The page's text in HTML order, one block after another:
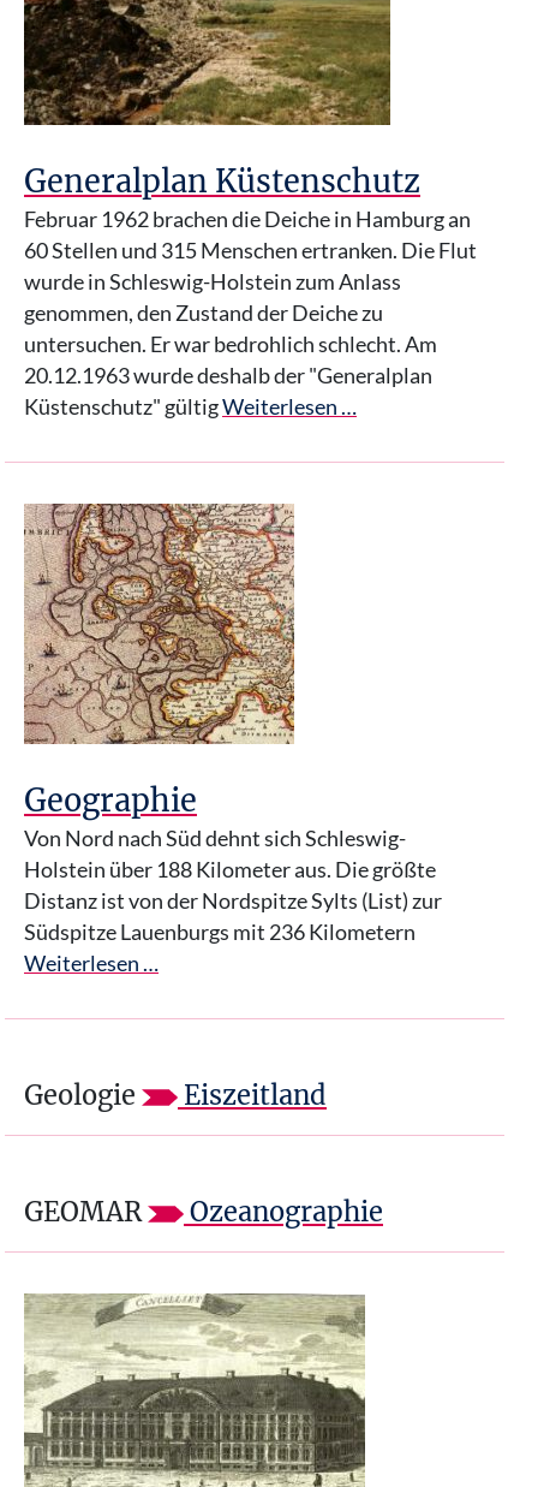
Generalplan Küstenschutz
Februar 1962 brachen die Deiche in Hamburg an
60 Stellen und 315 Menschen ertranken. Die Flut
wurde in Schleswig-Holstein zum Anlass
genommen, den Zustand der Deiche zu
untersuchen. Er war bedrohlich schlecht. Am
20.12.1963 wurde deshalb der "Generalplan
Küstenschutz" gültigWeiterlesen …
Geographie
Von Nord nach Süd dehnt sich Schleswig-
Holstein über 188 Kilometer aus. Die größte
Distanz ist von der Nordspitze Sylts (List) zur
Südspitze Lauenburgs mit 236 Kilometern
Weiterlesen …
Geologie Eiszeitland
GEOMAR Ozeanographie